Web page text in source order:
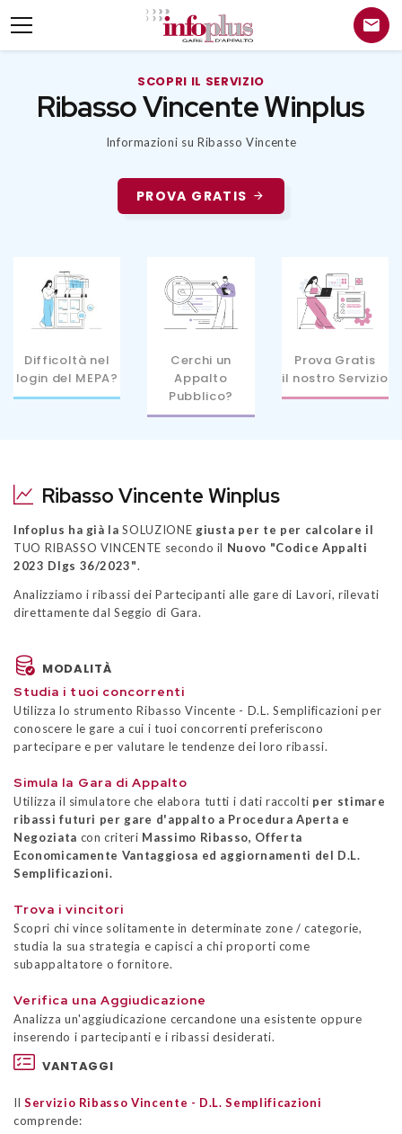
SCOPRI IL SERVIZIO
Ribasso Vincente Winplus
Informazioni su Ribasso Vincente
PROVA GRATIS
Difficoltà nel
login del MEPA?
Cerchi un
Appalto
Pubblico?
Prova Gratis
il nostro Servizio
Ribasso Vincente Winplus
Infoplus ha già la SOLUZIONE giusta per te per calcolare il
TUO RIBASSO VINCENTE secondo il Nuovo "Codice Appalti
2023 Dlgs 36/2023".
Analizziamo i ribassi dei Partecipanti alle gare di Lavori, rilevati
direttamente dal Seggio di Gara.
MODALITÀ
Studia i tuoi concorrenti
Utilizza lo strumento Ribasso Vincente - D.L. Semplificazioni per
conoscere le gare a cui i tuoi concorrenti preferiscono
partecipare e per valutare le tendenze dei loro ribassi.
Simula la Gara di Appalto
Utilizza il simulatore che elabora tutti i dati raccolti per stimare
ribassi futuri per gare d'appalto a Procedura Aperta e
Negoziata con criteri Massimo Ribasso, Offerta
Economicamente Vantaggiosa ed aggiornamenti del D.L.
Semplificazioni.
Trova i vincitori
Scopri chi vince solitamente in determinate zone / categorie,
studia la sua strategia e capisci a chi proporti come
subappaltatore o fornitore.
Verifica una Aggiudicazione
Analizza un'aggiudicazione cercandone una esistente oppure
inserendo i partecipanti e i ribassi desiderati.
VANTAGGI
Il Servizio Ribasso Vincente - D.L. Semplificazioni
comprende: